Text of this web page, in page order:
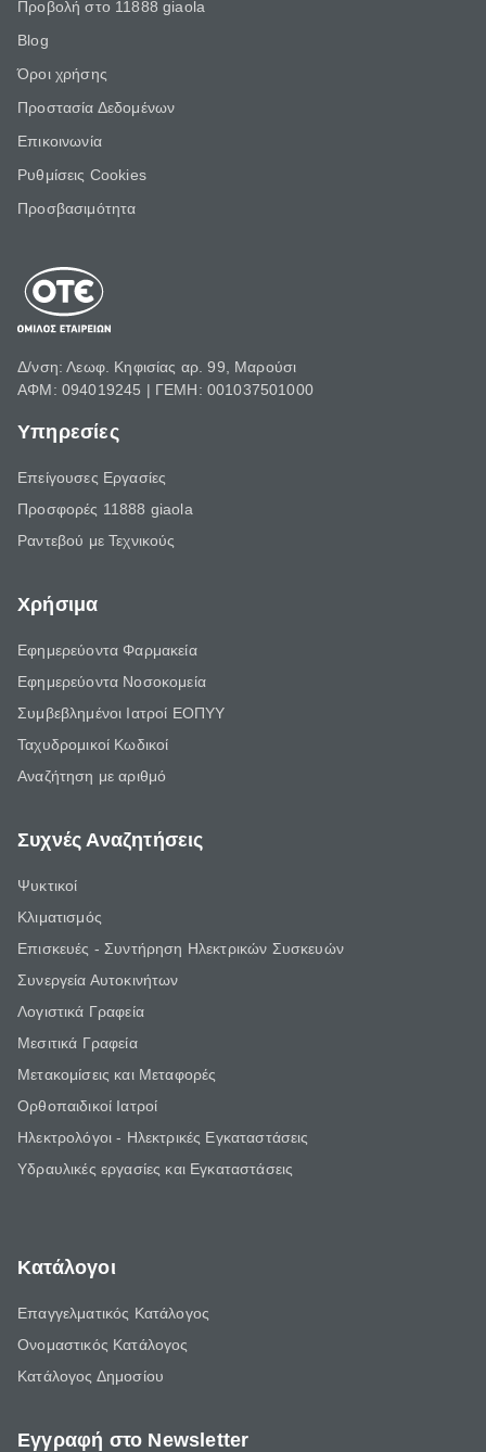
Προβολή στο 11888 giaola
Blog
Όροι χρήσης
Προστασία Δεδομένων
Επικοινωνία
Ρυθμίσεις Cookies
Προσβασιμότητα
Δ/νση: Λεωφ. Κηφισίας αρ. 99, Μαρούσι
ΑΦΜ: 094019245 | ΓΕΜΗ: 001037501000
Υπηρεσίες
Επείγουσες Εργασίες
Προσφορές 11888 giaola
Ραντεβού με Τεχνικούς
Χρήσιμα
Εφημερεύοντα Φαρμακεία
Εφημερεύοντα Νοσοκομεία
Συμβεβλημένοι Ιατροί ΕΟΠΥΥ
Ταχυδρομικοί Κωδικοί
Αναζήτηση με αριθμό
Συχνές Αναζητήσεις
Ψυκτικοί
Κλιματισμός
Επισκευές - Συντήρηση Ηλεκτρικών Συσκευών
Συνεργεία Αυτοκινήτων
Λογιστικά Γραφεία
Μεσιτικά Γραφεία
Μετακομίσεις και Μεταφορές
Ορθοπαιδικοί Ιατροί
Ηλεκτρολόγοι - Ηλεκτρικές Εγκαταστάσεις
Υδραυλικές εργασίες και Εγκαταστάσεις
Κατάλογοι
Επαγγελματικός Κατάλογος
Ονομαστικός Κατάλογος
Κατάλογος Δημοσίου
Εγγραφή στο Newsletter